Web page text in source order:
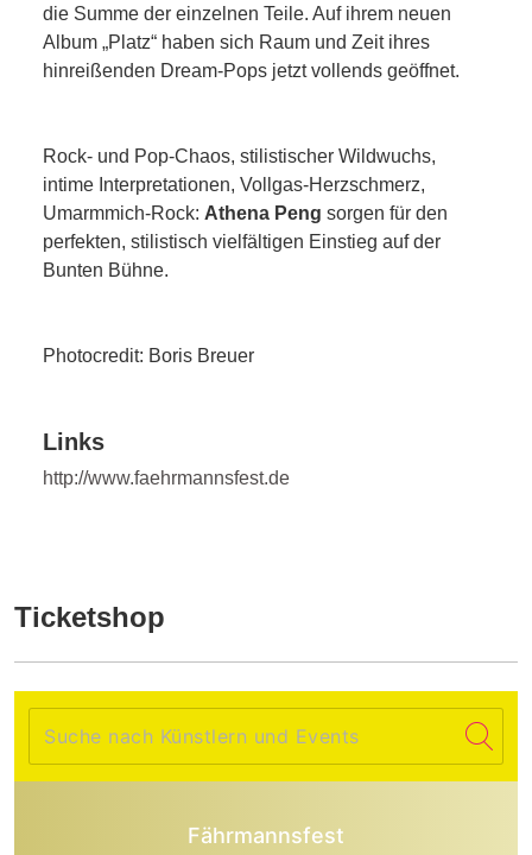
die Summe der einzelnen Teile. Auf ihrem neuen
Album „Platz“ haben sich Raum und Zeit ihres
hinreißenden Dream-Pops jetzt vollends geöffnet.
Rock- und Pop-Chaos, stilistischer Wildwuchs,
intime Interpretationen, Vollgas-Herzschmerz,
Umarmmich-Rock: Athena Peng sorgen für den
perfekten, stilistisch vielfältigen Einstieg auf der
Bunten Bühne.
Photocredit: Boris Breuer
Links
http://www.faehrmannsfest.de
Ticketshop